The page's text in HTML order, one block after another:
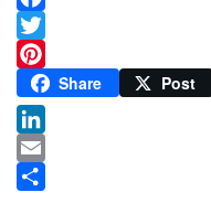
Facebook
Twitter
Pinterest
Share Post
LinkedIn
Email